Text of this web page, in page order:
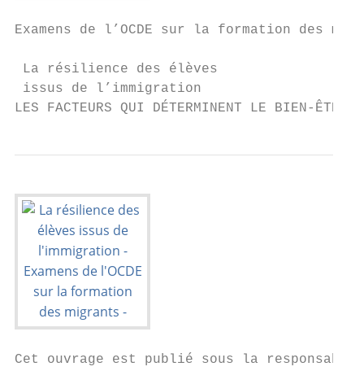
Examens de l’OCDE sur la formation des
La résilience des élèves
issus de l’immigration
LES FACTEURS QUI DÉTERMINENT LE BIEN-ÊTRE
Cet ouvrage est publié sous la